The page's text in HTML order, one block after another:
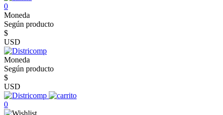
0
Moneda
Según producto
$
USD
Moneda
Según producto
$
USD
0